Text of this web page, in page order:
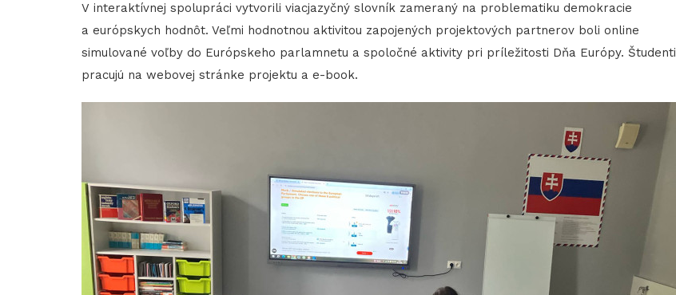
V interaktívnej spolupráci vytvorili viacjazyčný slovník zameraný na problematiku demokracie
a európskych hodnôt. Veľmi hodnotnou aktivitou zapojených projektových partnerov boli online
simulované voľby do Európskeho parlamnetu a spoločné aktivity pri príležitosti Dňa Európy. Študenti
pracujú na webovej stránke projektu a e-book.